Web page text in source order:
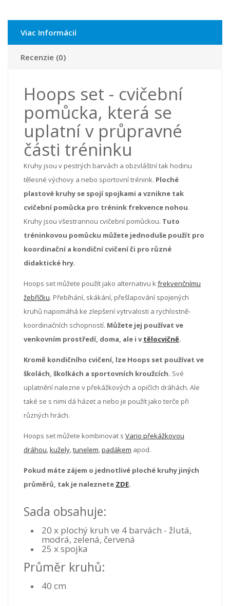
Viac Informácií
Recenzie (0)
Hoops set - cvičební
pomůcka, která se
uplatní v průpravné
části tréninku
Kruhy jsou v pestrých barvách a obzvláštní tak hodinu
tělesné výchovy a nebo sportovní trénink. Ploché
plastové kruhy se spojí spojkami a vznikne tak
cvičební pomůcka pro trénink frekvence nohou.
Kruhy jsou všestrannou cvičební pomůckou. Tuto
tréninkovou pomůcku můžete jednoduše použít pro
koordinační a kondiční cvičení či pro různé
didaktické hry.
Hoops set můžete použít jako alternativu kfrekvenčnímu
žebříčku. Přebíhání, skákání, přešlapování spojených
kruhů napomáhá ke zlepšení vytrvalosti a rychlostně-
koordinačních schopností. Můžete jej používat ve
venkovním prostředí, doma, ale i vtělocvičně.
Kromě kondičního cvičení, lze Hoops set používat ve
školách, školkách a sportovních kroužcích. Své
uplatnění nalezne v překážkových a opičích dráhách. Ale
také se s nimi dá házet a nebo je použít jako terče při
různých hrách.
Hoops set můžete kombinovat s Vario překážkovou
dráhou,kužely,tunelem,padákem apod.
Pokud máte zájem o jednotlivé ploché kruhy jiných
průměrů, tak je naleznete ZDE.
Sada obsahuje:
20 x plochý kruh ve 4 barvách - žlutá,
modrá, zelená, červená
25 x spojka
Průměr kruhů:
40 cm